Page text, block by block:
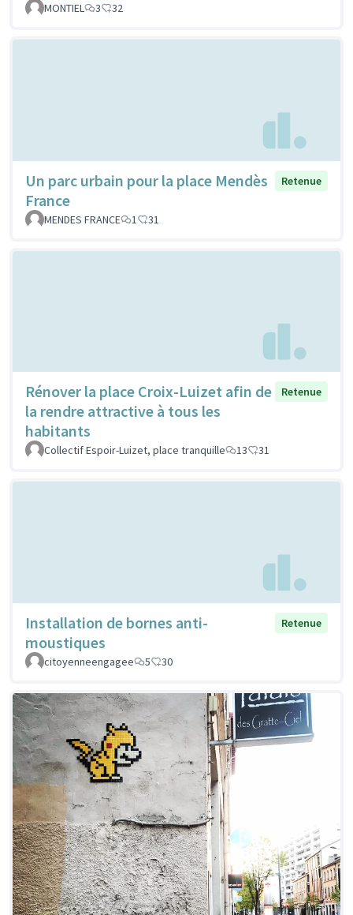
MONTIEL 3 32
Un parc urbain pour la place Mendès
France
Retenue
MENDES FRANCE 1 31
Rénover la place Croix-Luizet afin de
la rendre attractive à tous les
habitants
Retenue
Collectif Espoir-Luizet, place tranquille 13 31
Installation de bornes anti-
moustiques
Retenue
citoyenneengagee 5 30